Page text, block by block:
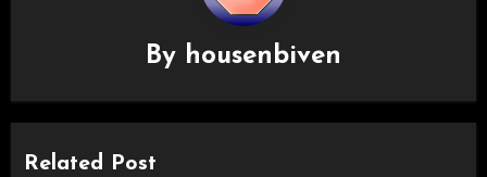
By housenbiven
Related Post